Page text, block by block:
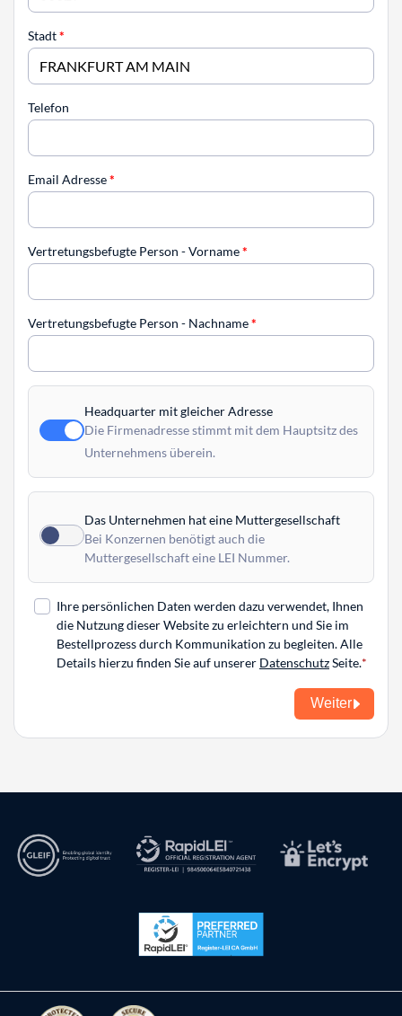
Stadt*
Telefon
Email Adresse*
Vertretungsbefugte Person - Vorname*
Vertretungsbefugte Person - Nachname*
Headquarter mit gleicher Adresse
Die Firmenadresse stimmt mit dem Hauptsitz des
Unternehmens überein.
Das Unternehmen hat eine Muttergesellschaft
Bei Konzernen benötigt auch die
Muttergesellschaft eine LEI Nummer.
Ihre persönlichen Daten werden dazu verwendet, Ihnen
die Nutzung dieser Website zu erleichtern und Sie im
Bestellprozess durch Kommunikation zu begleiten. Alle
Details hierzu finden Sie auf unserer DatenschutzSeite.
Weiter